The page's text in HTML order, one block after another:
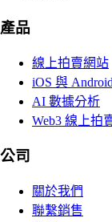
產品
線上拍賣網站
iOS 與
AI 數據分析
Web3 線上拍
公司
關於我們
聯繫銷售